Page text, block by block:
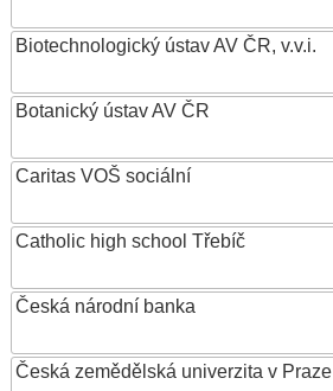
Biotechnologický ústav AV ČR, v.v.i.
Botanický ústav AV ČR
Caritas VOŠ sociální
Catholic high school Třebíč
Česká národní banka
Česká zemědělská univerzita v Praze